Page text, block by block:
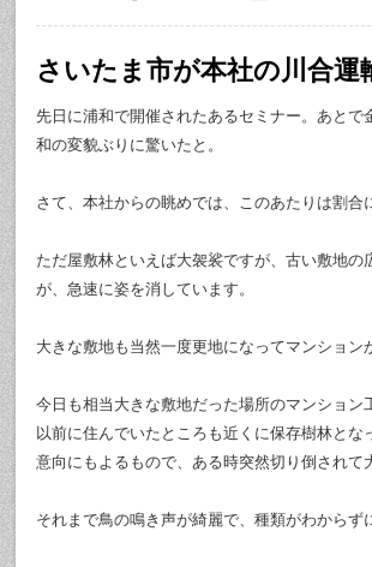
さいたま市が本社の川合運
先日に浦和で開催されたあるセミナー。あと
和の変貌ぶりに驚いたと。
さて、本社からの眺めでは、このあたりは割合
ただ屋敷林といえば大袈裟ですが、古い敷地
が、急速に姿を消しています。
大きな敷地も当然一度更地になってマンション
今日も相当大きな敷地だった場所のマンショ
以前に住んでいたところも近くに保存樹林と
意向にもよるもので、ある時突然切り倒されて
それまで鳥の鳴き声が綺麗で、種類がわから